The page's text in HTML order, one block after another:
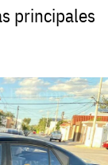
principales